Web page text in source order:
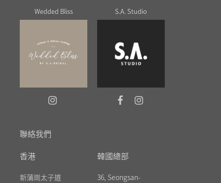
Wedded Bliss S.A. Studio
聯絡我們
香港
新蒲崗太子道
韓國總部
36, Seongsan-